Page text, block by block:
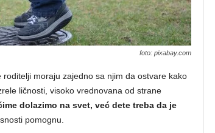
foto: pixabay.com
moraju zajedno sa njim da ostvare kako
ličnosti, visoko vrednovana od strane
dolazimo na svet, već dete treba da je
pomognu.